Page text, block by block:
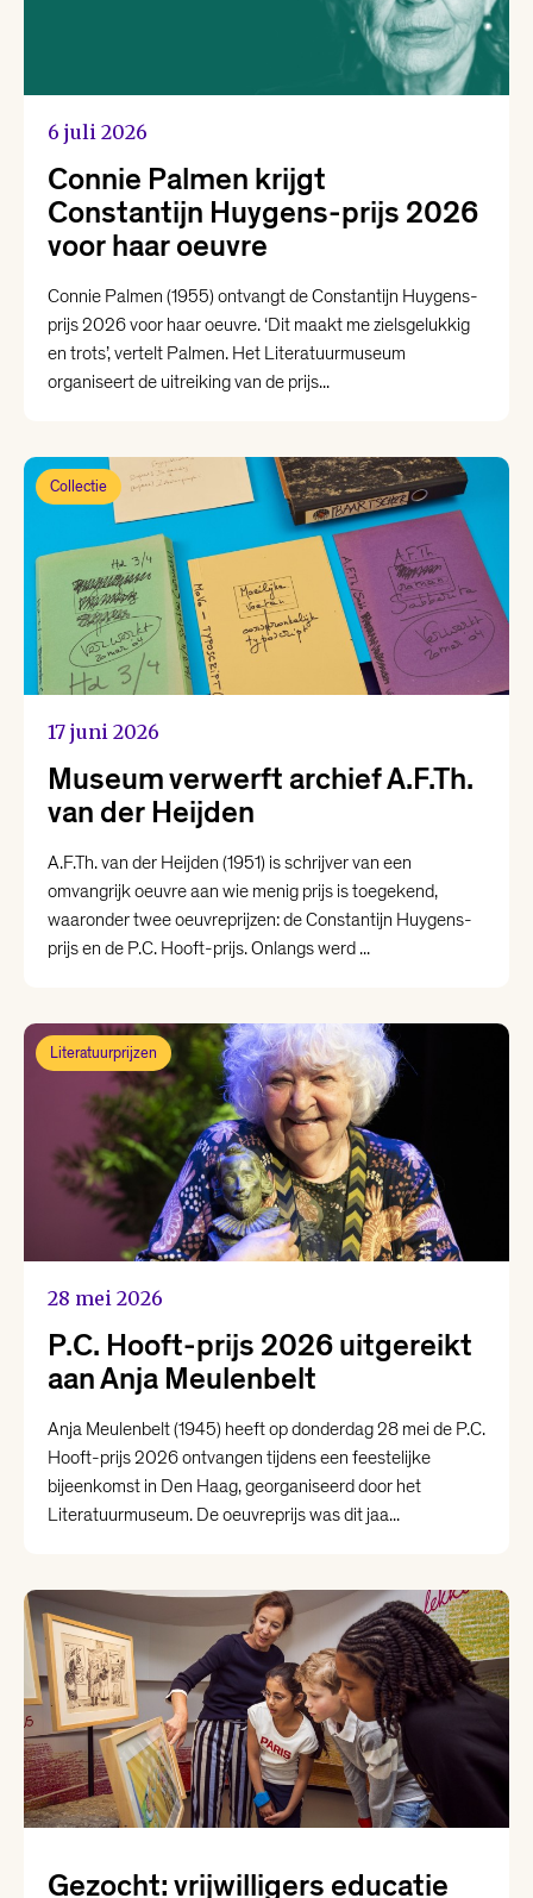
6 juli 2026
Connie Palmen krijgt
Constantijn Huygens-prijs 2026
voor haar oeuvre
Connie Palmen (1955) ontvangt de Constantijn Huygens-
prijs 2026 voor haar oeuvre. ‘Dit maakt me zielsgelukkig
en trots’, vertelt Palmen. Het Literatuurmuseum
organiseert de uitreiking van de prijs...
Collectie
17 juni 2026
Museum verwerft archief A.F.Th.
van der Heijden
A.F.Th. van der Heijden (1951) is schrijver van een
omvangrijk oeuvre aan wie menig prijs is toegekend,
waaronder twee oeuvreprijzen: de Constantijn Huygens-
prijs en de P.C. Hooft-prijs. Onlangs werd ...
Literatuurprijzen
28 mei 2026
P.C. Hooft-prijs 2026 uitgereikt
aan Anja Meulenbelt
Anja Meulenbelt (1945) heeft op donderdag 28 mei de P.C.
Hooft-prijs 2026 ontvangen tijdens een feestelijke
bijeenkomst in Den Haag, georganiseerd door het
Literatuurmuseum. De oeuvreprijs was dit jaa...
Gezocht: vrijwilligers educatie